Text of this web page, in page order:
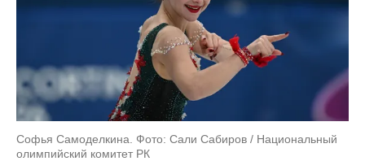
Софья Самоделкина. Фото: Сали Сабиров / Национальный
олимпийский комитет РК